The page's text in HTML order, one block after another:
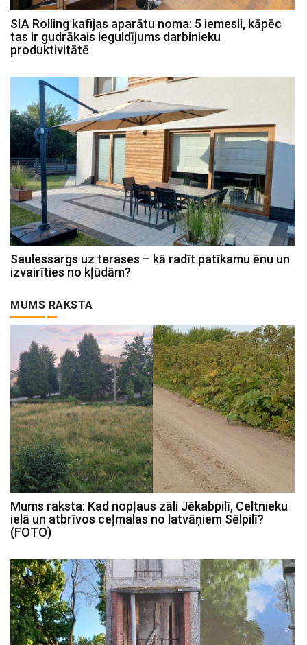
SIA Rolling kafijas aparātu noma: 5 iemesli, kāpēc
tas ir gudrākais ieguldījums darbinieku
produktivitātē
Saulessargs uz terases – kā radīt patīkamu ēnu un
izvairīties no kļūdām?
MUMS RAKSTA
Mums raksta: Kad nopļaus zāli Jēkabpilī, Celtnieku
ielā un atbrīvos ceļmalas no latvāņiem Sēlpilī?
(FOTO)